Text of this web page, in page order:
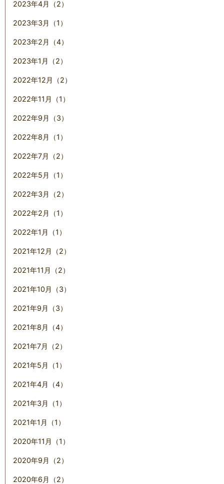
2023年4月（2）
2023年3月（1）
2023年2月（4）
2023年1月（2）
2022年12月（2）
2022年11月（1）
2022年9月（3）
2022年8月（1）
2022年7月（2）
2022年5月（1）
2022年3月（2）
2022年2月（1）
2022年1月（1）
2021年12月（2）
2021年11月（2）
2021年10月（3）
2021年9月（3）
2021年8月（4）
2021年7月（2）
2021年5月（1）
2021年4月（4）
2021年3月（1）
2021年1月（1）
2020年11月（1）
2020年9月（2）
2020年6月（2）